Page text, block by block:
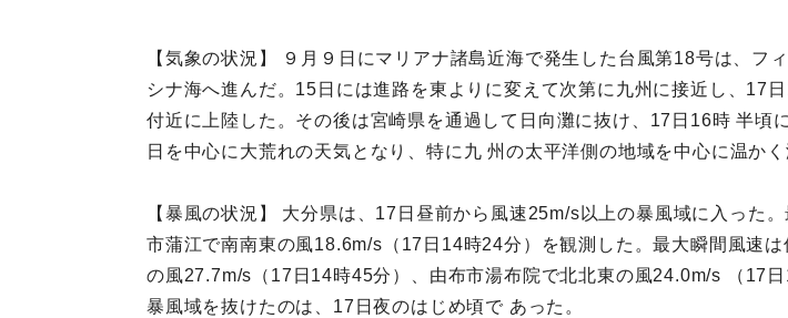
【気象の状況】 ９月９日にマリアナ諸島近海で発生した台風第18号は、
シナ海へ進んだ。15日には進路を東よりに変えて次第に九州に接近し、17
付近に上陸した。その後は宮崎県を通過して日向灘に抜け、17日16時 半
日を中心に大荒れの天気となり、特に九 州の太平洋側の地域を中心に温か
【暴風の状況】 大分県は、17日昼前から風速25m/s以上の暴風域に入った
市蒲江で南南東の風18.6m/s（17日14時24分）を観測した。最大瞬間風速
の風27.7m/s（17日14時45分）、由布市湯布院で北北東の風24.0m/s （17
暴風域を抜けたのは、17日夜のはじめ頃で あった。